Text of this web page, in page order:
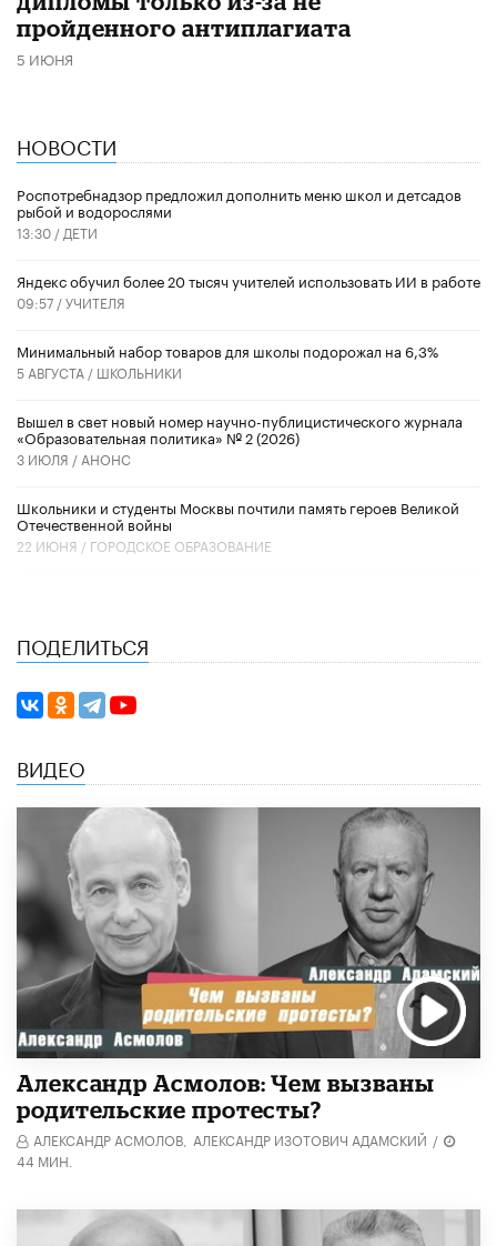
пройденного антиплагиата
5 ИЮНЯ
НОВОСТИ
Роспотребнадзор предложил дополнить меню школ и детсадов
рыбой и водорослями
13:30 / ДЕТИ
​Яндекс обучил более 20 тысяч учителей использовать ИИ в работе
09:57 /УЧИТЕЛЯ
Минимальный набор товаров для школы подорожал на 6,3%
5 АВГУСТА / ШКОЛЬНИКИ
Вышел в свет новый номер научно-публицистического журнала
«Образовательная политика» № 2 (2026)
3 ИЮЛЯ / АНОНС
Школьники и студенты Москвы почтили память героев Великой
Отечественной войны
22 ИЮНЯ / ГОРОДСКОЕ ОБРАЗОВАНИЕ
ПОДЕЛИТЬСЯ
ВИДЕО
Александр Асмолов: Чем вызваны
родительские протесты?
АЛЕКСАНДР АСМОЛОВ, АЛЕКСАНДР ИЗОТОВИЧ АДАМСКИЙ /
44 МИН.